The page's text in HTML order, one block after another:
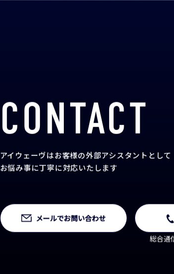
CONTACT
アイウェーヴはお客様の外部アシスタント として
お悩み事に丁寧に対応いたします
メールでお問い合わせ
総合通